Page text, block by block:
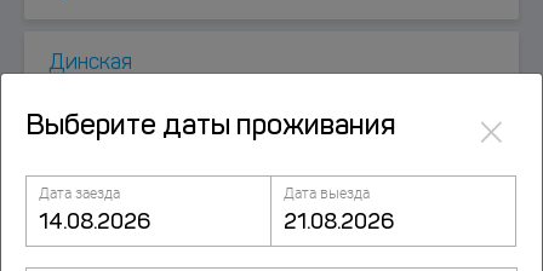
Динская
Егорлыкская
Кавказская
Выберите даты проживания ×
Дата заезда Дата выезда